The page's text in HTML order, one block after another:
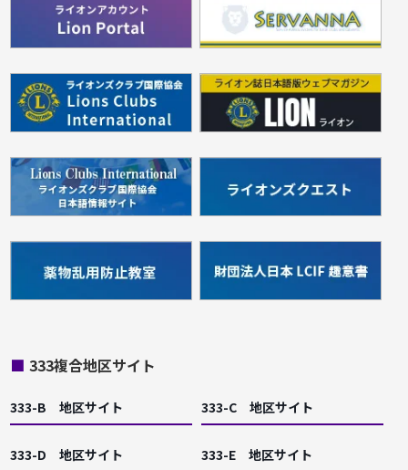
■ 333複合地区サイト
333-B 地区サイト 333-C 地区サイト
333-D 地区サイト 333-E 地区サイト